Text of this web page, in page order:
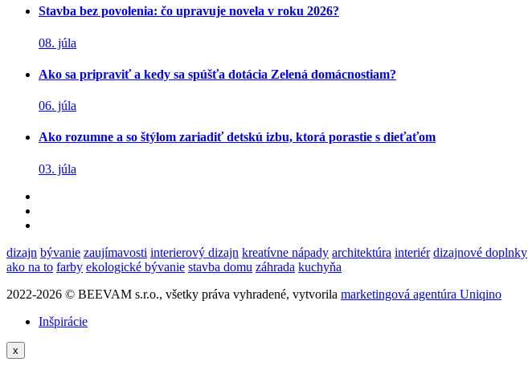
Stavba bez povolenia: čo upravuje novela v roku 2026?
08. júla
Ako sa pripraviť a kedy sa spúšťa dotácia Zelená domácnostiam?
06. júla
Ako rozumne a so štýlom zariadiť detskú izbu, ktorá porastie s dieťaťom
03. júla
dizajn bývanie zaujímavosti interierový dizajn kreatívne nápady architektúra interiér dizajnové doplnky
ako na to farby ekologické bývanie stavba domu záhrada kuchyňa
2022-2026 © BEEVAM s.r.o., všetky práva vyhradené, vytvorila marketingová agentúra Uniqino
Inšpirácie
x